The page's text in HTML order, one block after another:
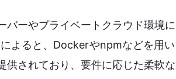
ーやプライベートクラウド環境
よると、Dockerやnpmなどを用
されており、要件に応じた柔軟